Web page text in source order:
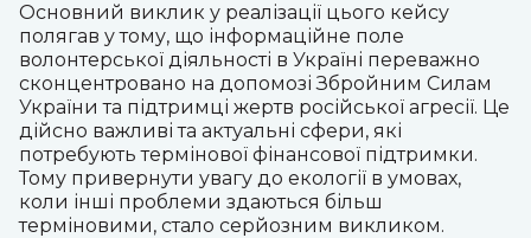
Основний виклик у реалізації цього кейсу
полягав у тому, що інформаційне поле
волонтерської діяльності в Україні переважно
сконцентровано на допомозі Збройним Силам
України та підтримці жертв російської агресії. Це
дійсно важливі та актуальні сфери, які
потребують термінової фінансової підтримки.
Тому привернути увагу до екології в умовах,
коли інші проблеми здаються більш
терміновими, стало серйозним викликом.